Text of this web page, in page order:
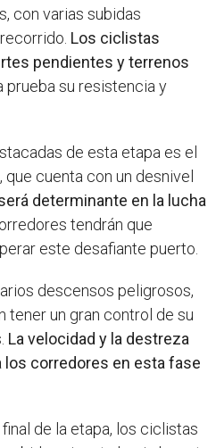
con varias subidas
Los ciclistas
pendientes y terrenos
prueba su resistencia y
de esta etapa es el
cuenta con un desnivel
determinante en la lucha
tendrán que
este desafiante puerto.
descensos peligrosos,
tener un gran control de su
La velocidad y la destreza
corredores en esta fase
de la etapa, los ciclistas